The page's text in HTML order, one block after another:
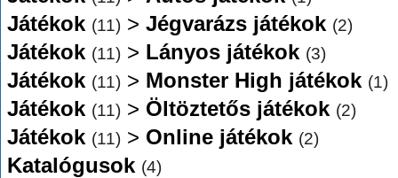
Játékok (11) > Jégvarázs játékok (2)
Játékok (11) > Lányos játékok (3)
Játékok (11) > Monster High játékok (1)
Játékok (11) > Öltöztetős játékok (2)
Játékok (11) > Online játékok (2)
Katalógusok (4)